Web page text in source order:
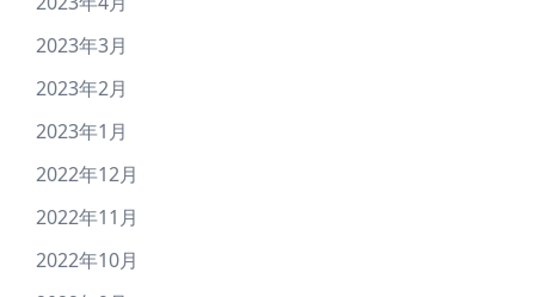
2023年3月
2023年2月
2023年1月
2022年12月
2022年11月
2022年10月